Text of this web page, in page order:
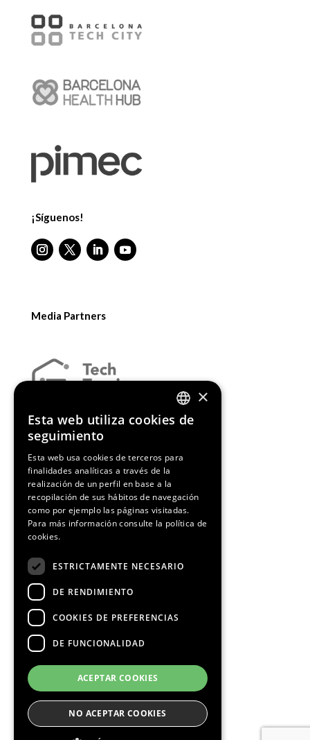
¡Síguenos!
Media Partners
ENGLISH
×
Esta web utiliza cookies de
seguimiento
Esta web usa cookies de terceros para
finalidades analíticas a través de la
realización de un perfil en base a la
recopilación de sus hábitos de navegación
como por ejemplo las páginas visitadas.
Para más información consulte la política de
cookies.
ESTRICTAMENTE NECESARIO
DE RENDIMIENTO
COOKIES DE PREFERENCIAS
DE FUNCIONALIDAD
ACEPTAR COOKIES
NO ACEPTAR COOKIES